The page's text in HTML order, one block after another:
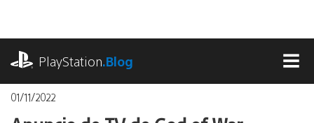
contenido
PlayStation.Blog
01/11/2022